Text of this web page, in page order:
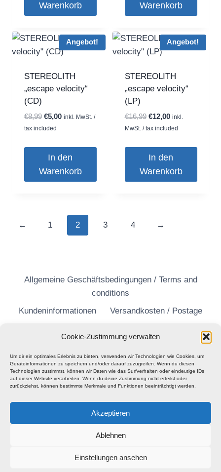
Cookie-Zustimmung verwalten
Um dir ein optimales Erlebnis zu bieten, verwenden wir Technologien wie Cookies, um
Geräteinformationen zu speichern und/oder darauf zuzugreifen. Wenn du diesen
Technologien zustimmst, können wir Daten wie das Surfverhalten oder eindeutige IDs
auf dieser Website verarbeiten. Wenn du deine Zustimmung nicht erteilst oder
zurückziehst, können bestimmte Merkmale und Funktionen beeinträchtigt werden.
Akzeptieren
Ablehnen
Einstellungen ansehen
Warenkorb
Warenkorb
Angebot!
STEREOLITH
„escape velocity“
(CD)
€8,99 Ursprünglicher
Preis
€5,00Aktueller
inkl. MwSt. /
tax included
In den
Warenkorb
Angebot!
STEREOLITH
„escape velocity“
(LP)
€16,99 Ursprünglicher
Preis
€12,00Aktueller
Preis
inkl.
MwSt. / tax included
In den
Warenkorb
← 1 2 3 4 →
Allgemeine Geschäftsbedingungen / Terms and
conditions
Kundeninformationen
Versandkosten / Postage
© 2026 Barhill Records